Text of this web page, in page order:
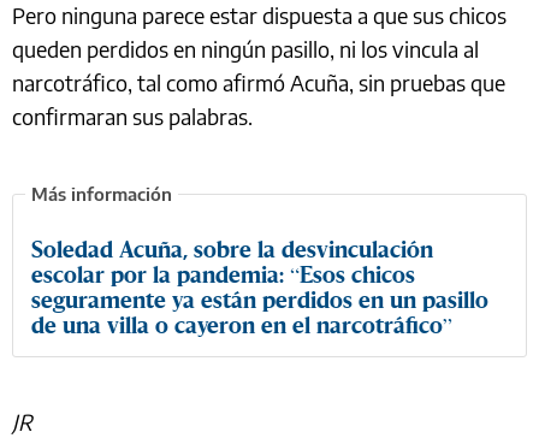
Pero ninguna parece estar dispuesta a que sus chicos
queden perdidos en ningún pasillo, ni los vincula al
narcotráfico, tal como afirmó Acuña, sin pruebas que
confirmaran sus palabras.
Soledad Acuña, sobre la desvinculación
escolar por la pandemia: “Esos chicos
seguramente ya están perdidos en un pasillo
de una villa o cayeron en el narcotráfico”
JR